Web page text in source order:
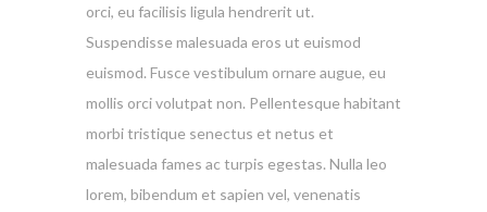
orci, eu facilisis ligula hendrerit ut.
Suspendisse malesuada eros ut euismod
euismod. Fusce vestibulum ornare augue, eu
mollis orci volutpat non. Pellentesque habitant
morbi tristique senectus et netus et
malesuada fames ac turpis egestas. Nulla leo
lorem, bibendum et sapien vel, venenatis